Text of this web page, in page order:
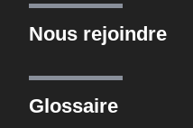
Nous rejoindre
Glossaire